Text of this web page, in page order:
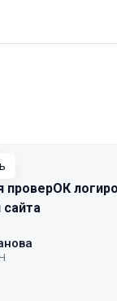
проверОК
сайта